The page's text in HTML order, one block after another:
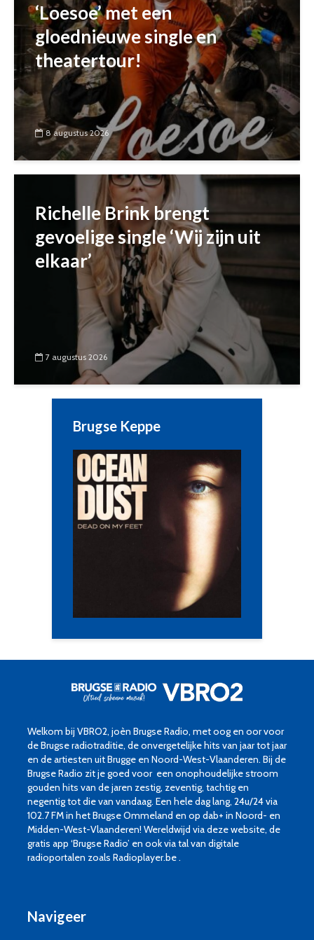
‘Loesoe’ met een
gloednieuwe single en
theatertour!
8 augustus 2026
Richelle Brink brengt
gevoelige single ‘Wij zijn uit
elkaar’
7 augustus 2026
Brugse Keppe
Welkom bij VBRO2, joèn Brugse Radio, met oog en oor voor
de Brugse radiotraditie, de onvergetelijke hits van jaar tot jaar
en de artiesten uit Brugge en Noord-West-Vlaanderen. Bij de
Brugse Radio zit je goed voor een onophoudelijke stroom
gouden hits van de jaren zestig, zeventig, tachtig en
negentig tot die van vandaag. Een hele dag lang, 24u/24 via
102.7 FM in het Brugse Ommeland en op dab+ in Noord- en
Midden-West-Vlaanderen! Wereldwijd via deze website, de
gratis app ‘Brugse Radio’ en ook via tal van digitale
radioportalen zoals Radioplayer.be .
Navigeer